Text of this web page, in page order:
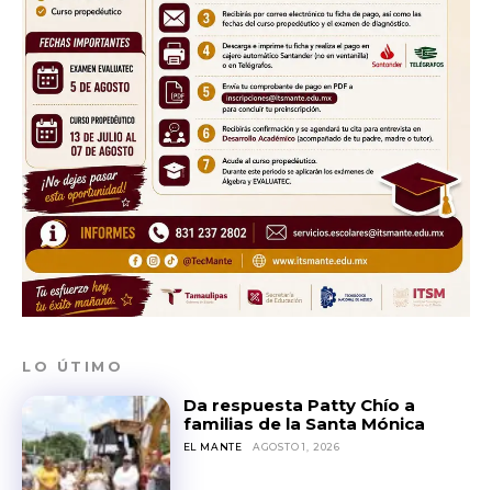
LO ÚTIMO
Da respuesta Patty Chío a
familias de la Santa Mónica
EL MANTE AGOSTO 1, 2026